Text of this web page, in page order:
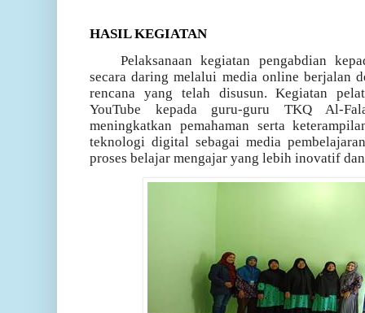
HASIL KEGIATAN
Pelaksanaan kegiatan pengabdian
secara daring melalui media online berjalan
rencana yang telah disusun. Kegiatan
YouTube kepada guru-guru TKQ Al-
meningkatkan pemahaman serta
teknologi digital sebagai media
proses belajar mengajar yang lebih inovatif